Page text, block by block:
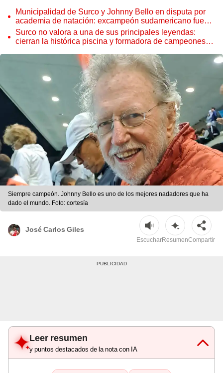
Municipalidad de Surco y Johnny Bello en disputa por
academia de natación: excampeón sudamericano fue
retirado por cese de concesión
Surco no valora a una de sus principales leyendas:
cierran la histórica piscina y formadora de campeones
Siempre campeón. Johnny Bello es uno de los mejores nadadores que ha
dado el mundo. Foto: cortesía
José Carlos Giles
EscucharResumenCompartir
Leer resumen
y puntos destacados de la nota con IA